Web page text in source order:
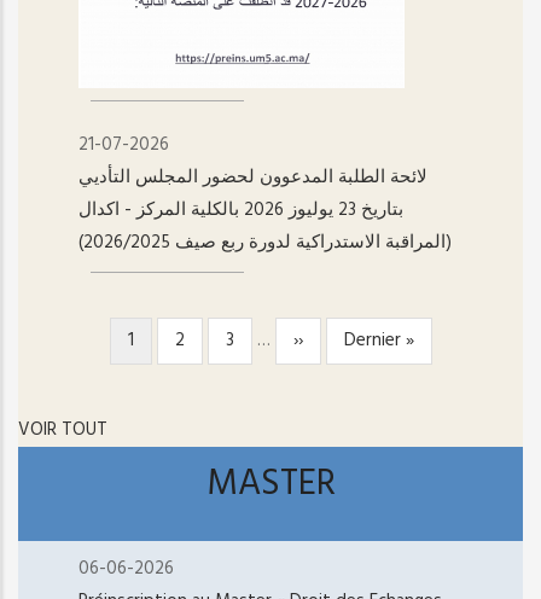
21-07-2026
لائحة الطلبة المدعوون لحضور المجلس التأديي
بتاريخ 23 يوليوز 2026 بالكلية المركز - اکدال
(المراقبة الاستدراكية لدورة ربع صيف 2026/2025)
PAGINATIONPage
courante
1 Page
2 Page
3 …
Page
suivante
››
Dernière
page
Dernier »
VOIR TOUT
MASTER
06-06-2026